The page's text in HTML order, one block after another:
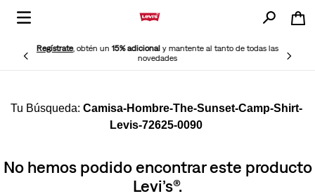
Regístrate, obtén un15% adicionaly mantente al tanto de todas las
novedades
Camisa-Hombre-The-Sunset-Camp-Shirt-
Levis-72625-0090
No hemos podido encontrar este producto
Levi’s®.